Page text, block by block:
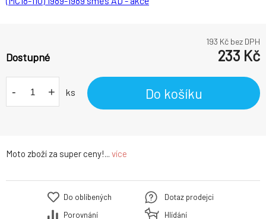
Moto zboží za super ceny!... více
193 Kč bez DPH
Dostupné 233 Kč
- + ks Do košíku
Do oblíbených
Porovnání
Dotaz prodejci
Hlídání